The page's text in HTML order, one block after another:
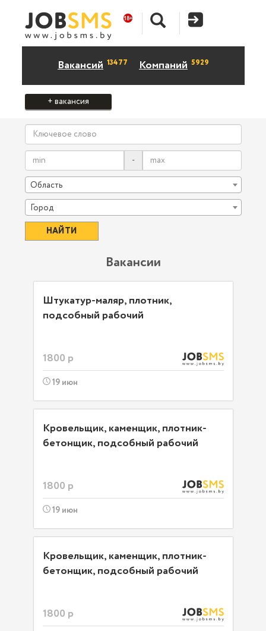
Вакансий 13477 Компаний 5929
+ вакансия
-
Область
Город
Вакансии
Штукатур-маляр, плотник,
подсобный рабочий
1800 р
19 июн
Кровельщик, каменщик, плотник-
бетонщик, подсобный рабочий
1800 р
19 июн
Кровельщик, каменщик, плотник-
бетонщик, подсобный рабочий
1800 р